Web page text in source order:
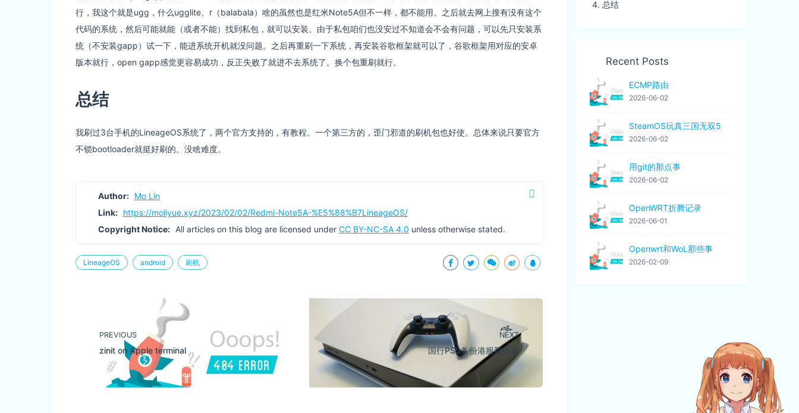
行，我这个就是ugg，什么ugglite、r（balabala）啥的虽然也是红米Note5A但不一样，都不能用。之后就去网上搜有没有这个
代码的系统，然后可能就能（或者不能）找到私包，就可以安装。由于私包咱们也没安过不知道会不会有问题，可以先只安装系
统（不安装gapp）试一下，能进系统开机就没问题。之后再重刷一下系统，再安装谷歌框架就可以了，谷歌框架用对应的安卓
版本就行，open gapp感觉更容易成功，反正失败了就进不去系统了。换个包重刷就行。
总结
我刷过3台手机的LineageOS系统了，两个官方支持的，有教程。一个第三方的，歪门邪道的刷机包也好使。总体来说只要官方
不锁bootloader就挺好刷的。没啥难度。
Author: Mo Lin
Link: https://moliyue.xyz/2023/02/02/Redmi-Note5A-%E5%88%B7LineageOS/
Copyright Notice: All articles on this blog are licensed under CC BY-NC-SA 4.0 unless otherwise stated.
LineageOS android 刷机
PREVIOUS
zinit on Apple terminal
NEXT
国行PS5备份港服那些事
4. 总结
Recent Posts
ECMP路由
2026-06-02
SteamOS玩真三国无双5
2026-06-02
用git的那点事
2026-06-02
OpenWRT折腾记录
2026-06-01
Openwrt和WoL那些事
2026-02-09